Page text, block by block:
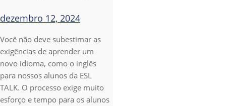
dezembro 12, 2024
Você não deve subestimar as
exigências de aprender um
novo idioma, como o inglês
para nossos alunos da ESL
TALK. O processo exige muito
esforço e tempo para os alunos